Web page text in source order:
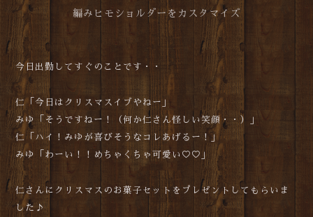
編みヒモショルダーをカスタマイズ
今日出勤してすぐのことです・・
仁「今日はクリスマスイブやねー」
みゆ「そうですねー！（何か仁さん怪しい笑顔・・）」
仁「ハイ！みゆが喜びそうなコレあげるー！」
みゆ「わーい！！めちゃくちゃ可愛い♡♡」
仁さんにクリスマスのお菓子セットをプレゼントしてもらいま
した♪